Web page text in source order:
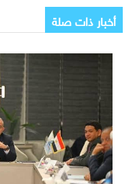
أخبار ذات صلة